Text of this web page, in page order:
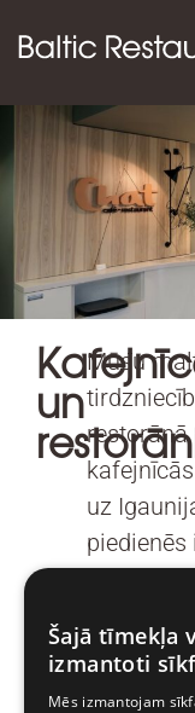
un
Mūsu
restorānā
uz
gaitā
vai
Šajā tīmekļa
izmantoti
Mēs izmantojam